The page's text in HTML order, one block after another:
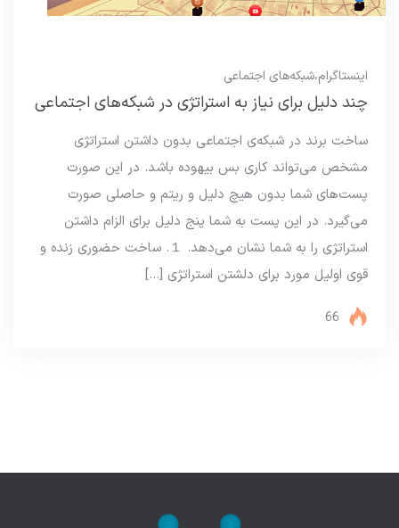
اینستاگرام،شبکه‌های اجتماعی
چند دلیل برای نیاز به استراتژی در شبکه‌های اجتماعی
ساخت برند در شبکه‌ی اجتماعی بدون داشتن استراتژی
مشخص می‌تواند کاری بس بیهوده باشد. در این صورت
پست‌های شما بدون هیچ دلیل و ریتم و حاصلی صورت
می‌گیرد. در این پست به شما پنج دلیل برای الزام داشتن
استراتژی را به شما نشان می‌دهد. １. ساخت حضوری زنده و
قوی اولیل مورد برای دلشتن استراتژی […]
66